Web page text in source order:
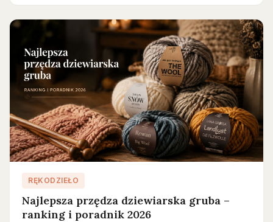
RĘKODZIEŁO
Najlepsza przędza dziewiarska gruba –
ranking i poradnik 2026